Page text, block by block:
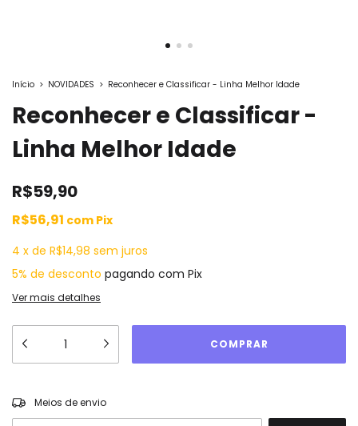
Início > NOVIDADES > Reconhecer e Classificar - Linha Melhor Idade
Reconhecer e Classificar -
Linha Melhor Idade
R$59,90
R$56,91 com Pix
4 x de R$14,98 sem juros
5% de desconto pagando com Pix
Ver mais detalhes
Entregas para o CEP:
Meios de envio